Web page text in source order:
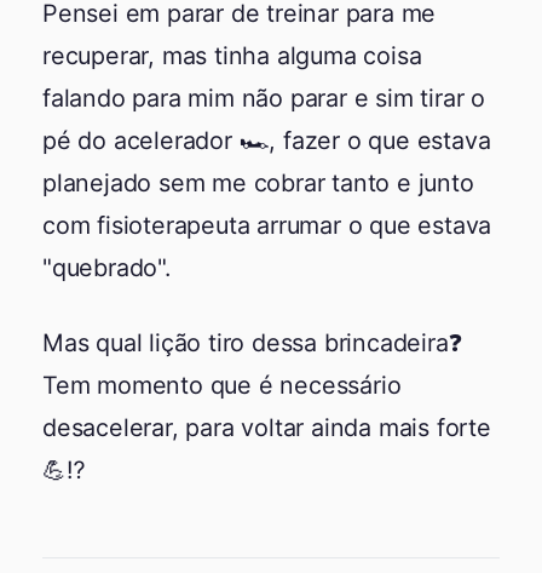
Pensei em parar de treinar para me
recuperar, mas tinha alguma coisa
falando para mim não parar e sim tirar o
pé do acelerador 🏎️, fazer o que estava
planejado sem me cobrar tanto e junto
com fisioterapeuta arrumar o que estava
"quebrado".
Mas qual lição tiro dessa brincadeira❓
Tem momento que é necessário
desacelerar, para voltar ainda mais forte
💪⁉️